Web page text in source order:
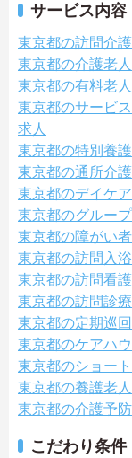
サービス内容
東京都の訪問介
東京都の介護老
東京都の有料老
東京都のサービ
求人
東京都の特別養
東京都の通所介
東京都のデイケ
東京都のグルー
東京都の障がい
東京都の訪問入
東京都の訪問看
東京都の訪問診
東京都の定期巡
東京都のケアハ
東京都のショー
東京都の養護老
東京都の介護予
こだわり条件